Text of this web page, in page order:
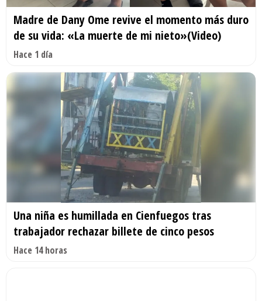
Madre de Dany Ome revive el momento más duro
de su vida: «La muerte de mi nieto»(Video)
Hace 1 día
Una niña es humillada en Cienfuegos tras
trabajador rechazar billete de cinco pesos
Hace 14 horas